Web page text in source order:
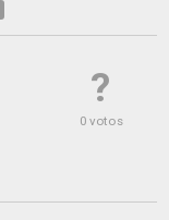
?
0 votos